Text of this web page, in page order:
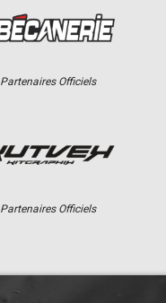
Partenaires Officiels
Partenaires Officiels